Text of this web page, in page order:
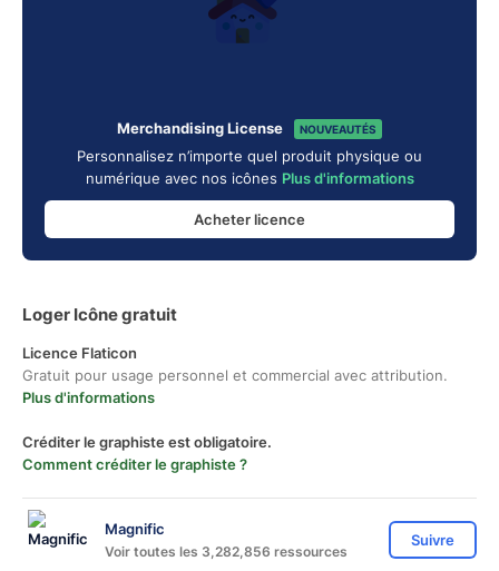
Merchandising License NOUVEAUTÉS
Personnalisez n’importe quel produit physique ou
numérique avec nos icônes Plus d'informations
Acheter licence
Loger Icône gratuit
Licence Flaticon
Gratuit pour usage personnel et commercial avec attribution.
Plus d'informations
Créditer le graphiste est obligatoire.
Comment créditer le graphiste ?
Magnific
Voir toutes les 3,282,856 ressources
Suivre